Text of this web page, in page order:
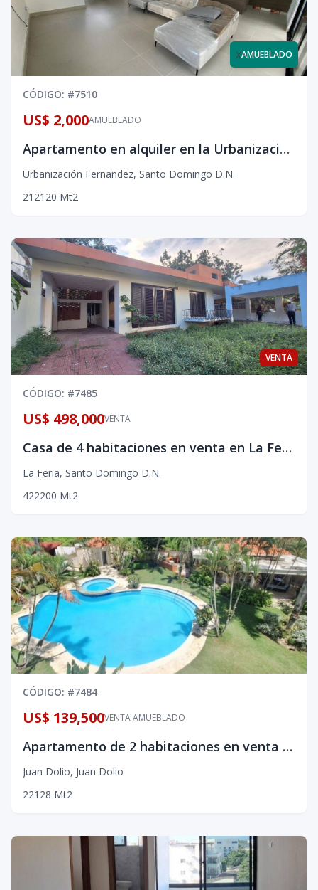
xAMUEBLADO
CÓDIGO: #7510
AMUEBLADO
US$ 2,000
Apartamento en alquiler en la Urbanizacion Fernandez
Urbanización Fernandez, Santo Domingo D.N.
21 2120 Mt2
VENTA
CÓDIGO: #7485
VENTA
US$ 498,000
Casa de 4 habitaciones en venta en La Feria
La Feria, Santo Domingo D.N.
422200 Mt2
CÓDIGO: #7484
VENTA AMUEBLADO
US$ 139,500
Apartamento de 2 habitaciones en venta en Juan Dolio amueblado
Juan Dolio, Juan Dolio
22128 Mt2